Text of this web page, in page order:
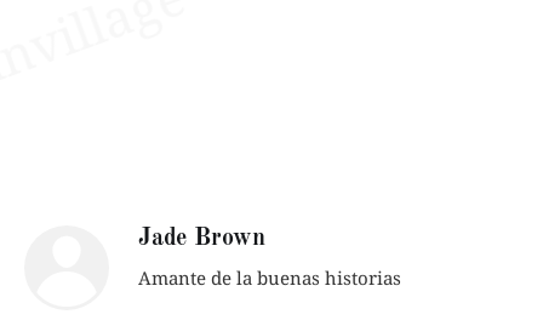
Jade Brown
Amante de la buenas historias